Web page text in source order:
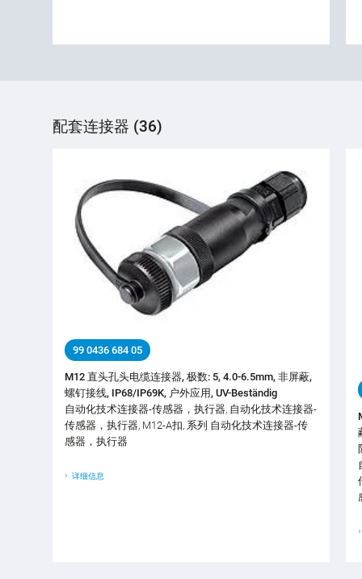
配套连接器 (36)
99 0436 684 05
M12 直头孔头电缆连接器, 极数: 5, 4.0-6.5mm, 非屏蔽,
螺钉接线, IP68/IP69K, 户外应用, UV-Beständig
自动化技术连接器-传感器，执行器, 自动化技术连接器-
传感器，执行器, M12-A扣, 系列 自动化技术连接器-传
感器，执行器
详细信息